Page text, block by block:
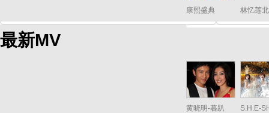
康熙盛典 林忆莲
最新MV
黄晓明-暮趴 S.H.E-